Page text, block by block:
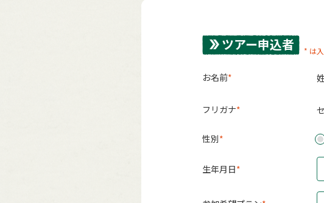
ツアー申込者 * は
お名前 姓
フリガナ
性別
生年月日